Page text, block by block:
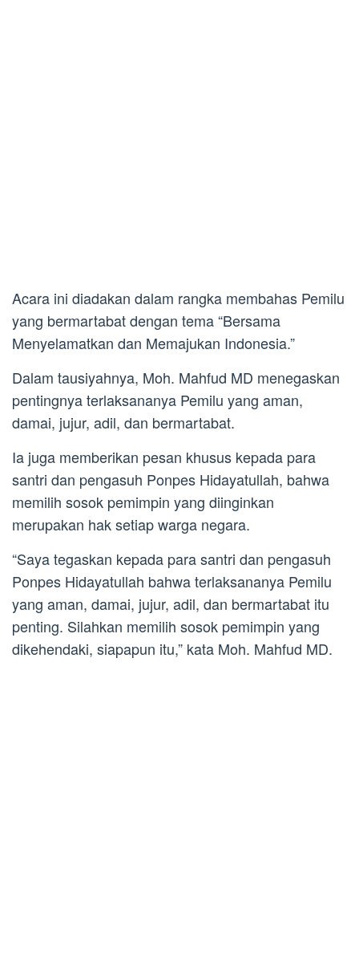
Acara ini diadakan dalam rangka membahas Pemilu
yang bermartabat dengan tema “Bersama
Menyelamatkan dan Memajukan Indonesia.”
Dalam tausiyahnya, Moh. Mahfud MD menegaskan
pentingnya terlaksananya Pemilu yang aman,
damai, jujur, adil, dan bermartabat.
Ia juga memberikan pesan khusus kepada para
santri dan pengasuh Ponpes Hidayatullah, bahwa
memilih sosok pemimpin yang diinginkan
merupakan hak setiap warga negara.
“Saya tegaskan kepada para santri dan pengasuh
Ponpes Hidayatullah bahwa terlaksananya Pemilu
yang aman, damai, jujur, adil, dan bermartabat itu
penting. Silahkan memilih sosok pemimpin yang
dikehendaki, siapapun itu,” kata Moh. Mahfud MD.